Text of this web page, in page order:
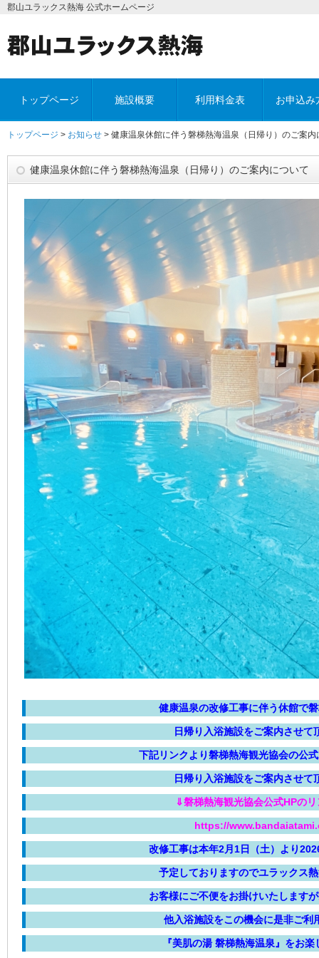
郡山ユラックス熱海 公式ホームページ
トップページ 施設概要 利用料金表 お申込み
トップページ > お知らせ > 健康温泉休館に伴う磐梯熱海温泉（日帰り）のご案内
健康温泉休館に伴う磐梯熱海温泉（日帰り）のご案内について
健康温泉の改修工事に伴う休館で
日帰り入浴施設をご案内させて
下記リンクより磐梯熱海観光協会の公
日帰り入浴施設をご案内させて
⇓磐梯熱海観光協会公式HPのリ
https://
改修工事は本年2月1日（土）より
予定しておりますのでユラックス
お客様にご不便をお掛けいたします
他入浴施設をこの機会に是非ご利
『美肌の湯 磐梯熱海温泉』をお楽